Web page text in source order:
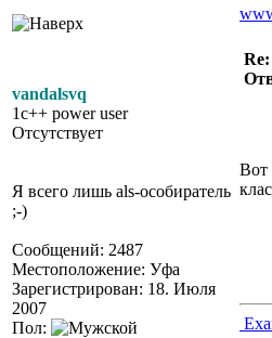
vandalsvq
1c++ power user
Отсутствует
Я всего лишь als-особиратель
;-)
Сообщений: 2487
Местоположение: Уфа
Зарегистрирован: 18. Июля
2007
Пол:
Вот